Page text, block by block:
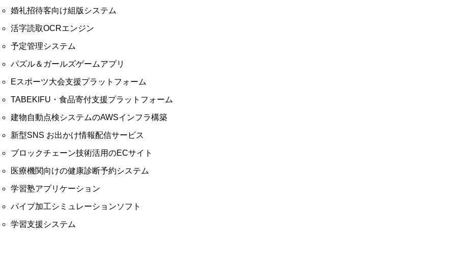
婚礼招待客向け組版システム
活字読取OCRエンジン
予定管理システム​
パズル＆ガールズゲームアプリ
Eスポーツ⼤会支援プラットフォーム
TABEKIFU・食品寄付支援プラットフォーム
建物自動点検システムのAWSインフラ構築
新型SNS お出かけ情報配信サービス
ブロックチェーン技術活用のECサイト
医療機関向けの健康診断予約システム
学習塾アプリケーション
パイプ加工シミュレーションソフト
学習支援システム